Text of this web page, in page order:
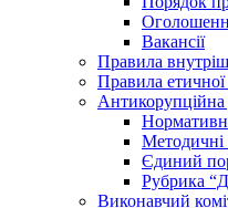
Вакансії
Правила
Правила етичної
Антикорупційна
Методичні
Єдиний
Рубрика
Виконавчий